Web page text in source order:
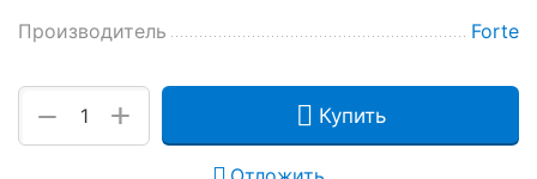
Производитель
Forte
+
− Купить